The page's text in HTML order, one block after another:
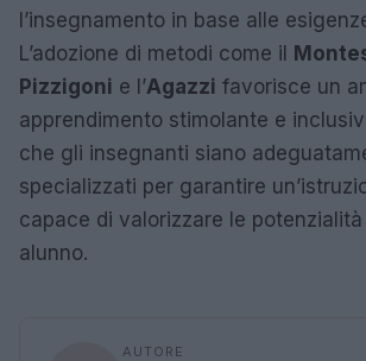
l’insegnamento in base alle
L’adozione di metodi come il
Pizzigoni e l’Agazzi favorisce un
apprendimento stimolante e
che gli insegnanti siano
specializzati per garantire
capace di valorizzare le
alunno.
AUTORE